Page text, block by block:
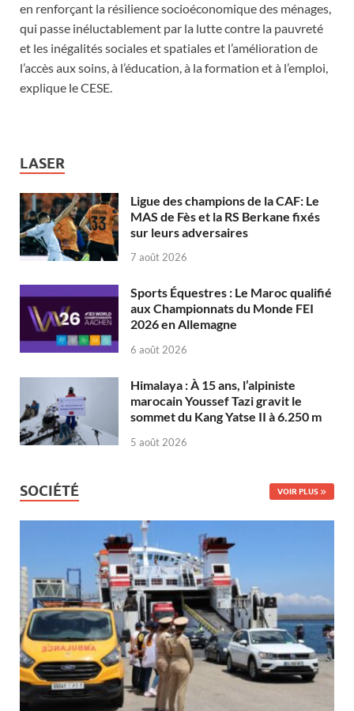
en renforçant la résilience socioéconomique des ménages,
qui passe inéluctablement par la lutte contre la pauvreté
et les inégalités sociales et spatiales et l’amélioration de
l’accès aux soins, à l’éducation, à la formation et à l’emploi,
explique le CESE.
LASER
Ligue des champions de la CAF: Le
MAS de Fès et la RS Berkane fixés
sur leurs adversaires
7 août 2026
Sports Équestres : Le Maroc qualifié
aux Championnats du Monde FEI
2026 en Allemagne
6 août 2026
Himalaya : À 15 ans, l’alpiniste
marocain Youssef Tazi gravit le
sommet du Kang Yatse II à 6.250 m
5 août 2026
SOCIÉTÉ VOIR PLUS